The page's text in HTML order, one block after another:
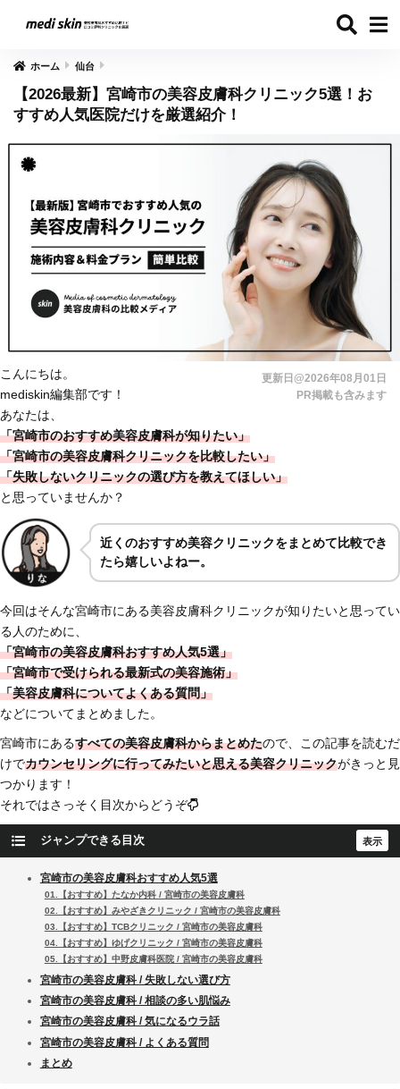
ホーム 仙台
【2026最新】宮崎市の美容皮膚科クリニック5選！お
すすめ人気医院だけを厳選紹介！
更新日@2026年08月01日
PR掲載も含みます
こんにちは。
mediskin編集部です！
あなたは、
「宮崎市のおすすめ美容皮膚科が知りたい」
「宮崎市の美容皮膚科クリニックを比較したい」
「失敗しないクリニックの選び方を教えてほしい」
と思っていませんか？
近くのおすすめ美容クリニックをまとめて比較でき
たら嬉しいよねー。
今回はそんな宮崎市にある美容皮膚科クリニックが知りたいと思ってい
る人のために、
「宮崎市の美容皮膚科おすすめ人気5選」
「宮崎市で受けられる最新式の美容施術」
「美容皮膚科についてよくある質問」
などについてまとめました。
宮崎市にあるすべての美容皮膚科からまとめたので、この記事を読むだ
けでカウンセリングに行ってみたいと思える美容クリニックがきっと見
つかります！
それではさっそく目次からどうぞ
ジャンプできる目次
宮崎市の美容皮膚科おすすめ人気5選
01.【おすすめ】たなか内科 / 宮崎市の美容皮膚科
02.【おすすめ】みやざきクリニック / 宮崎市の美容皮膚科
03.【おすすめ】TCBクリニック / 宮崎市の美容皮膚科
04.【おすすめ】ゆげクリニック / 宮崎市の美容皮膚科
05.【おすすめ】中野皮膚科医院 / 宮崎市の美容皮膚科
宮崎市の美容皮膚科 / 失敗しない選び方
宮崎市の美容皮膚科 / 相談の多い肌悩み
宮崎市の美容皮膚科 / 気になるウラ話
宮崎市の美容皮膚科 / よくある質問
まとめ